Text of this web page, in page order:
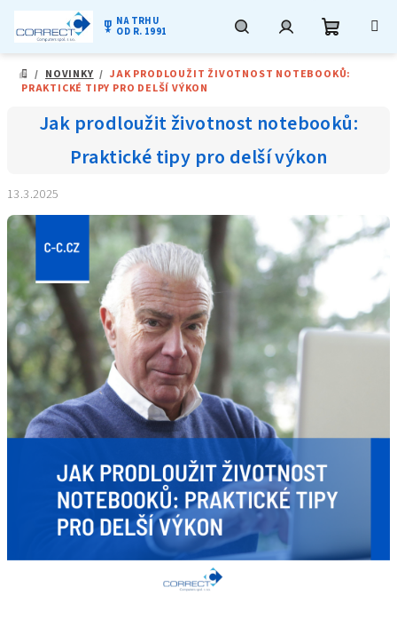
obsah
military_tech NA TRHU
OD R. 1991
DOMŮ
/ NOVINKY / JAK PRODLOUŽIT ŽIVOTNOST NOTEBOOKŮ:
PRAKTICKÉ TIPY PRO DELŠÍ VÝKON
Jak prodloužit životnost notebooků:
Praktické tipy pro delší výkon
13.3.2025